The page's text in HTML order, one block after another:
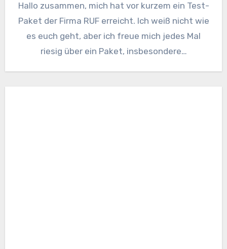
Hallo zusammen, mich hat vor kurzem ein Test-
Paket der Firma RUF erreicht. Ich weiß nicht wie
es euch geht, aber ich freue mich jedes Mal
riesig über ein Paket, insbesondere…